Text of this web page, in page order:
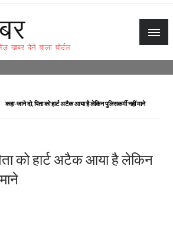
कहा-जाने दो, पिता को हार्ट अटैक आया है लेकिन पुलिसकर्मी नहीं माने
को हार्ट अटैक आया है लेकिन